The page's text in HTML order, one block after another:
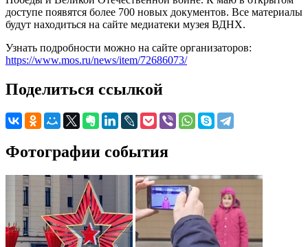
доступе появятся более 700 новых документов. Все материалы
будут находиться на сайте медиатеки музея ВДНХ.
Узнать подробности можно на сайте организаторов:
https://www.mos.ru/news/item/72686073/
Поделиться ссылкой
Фотографии события